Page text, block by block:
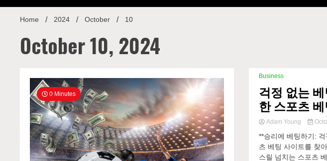
Home 2024 October 10
October 10, 2024
0 Minutes
Business
걱정 없는
한 스포츠
Adam Young
**승리에 베팅하기:
츠 베팅 사이트를 찾
스릴 넘치는 스포츠